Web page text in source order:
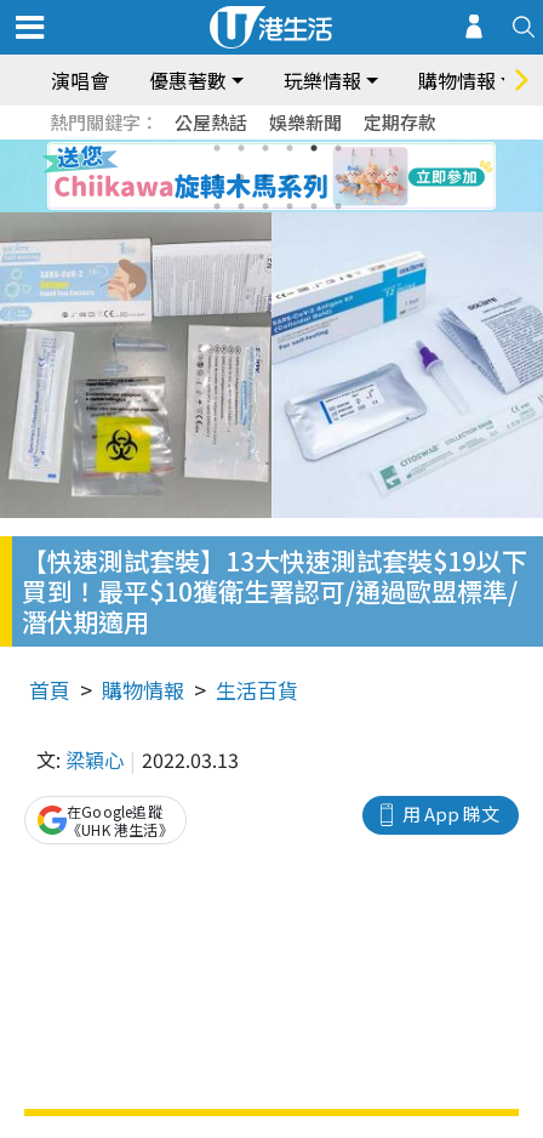
演唱會 優惠著數 玩樂情報 購物情報
熱門關鍵字： 公屋熱話 娛樂新聞 定期存款
【快速測試套裝】13大快速測試套裝$19以下
買到！最平$10獲衛生署認可/通過歐盟標準/
潛伏期適用
首頁 購物情報 生活百貨
文: 梁穎心 2022.03.13
用 App 睇文
在Google追蹤
《UHK 港生活》